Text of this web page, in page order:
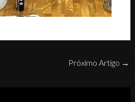
Próximo Artigo →